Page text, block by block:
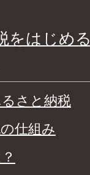
をはじめる
さと納税
仕組み